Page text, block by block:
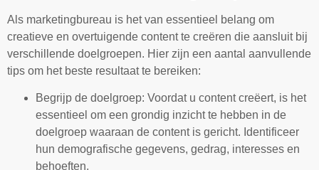
Als marketingbureau is het van essentieel belang om
creatieve en overtuigende content te creëren die aansluit bij
verschillende doelgroepen. Hier zijn een aantal aanvullende
tips om het beste resultaat te bereiken:
Begrijp de doelgroep: Voordat u content creëert, is het
essentieel om een grondig inzicht te hebben in de
doelgroep waaraan de content is gericht. Identificeer
hun demografische gegevens, gedrag, interesses en
behoeften.